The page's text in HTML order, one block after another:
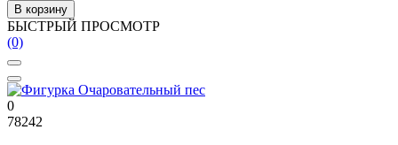
В корзину
БЫСТРЫЙ ПРОСМОТР
(0)
0
78242